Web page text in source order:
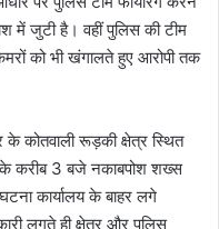
में जुटी है। वहीं पुलिस की टीम
को भी खंगालते हुए आरोपी तक
कोतवाली रूड़की क्षेत्र स्थित
करीब 3 बजे नकाबपोश शख्स
कार्यालय के बाहर लगे
लगते ही क्षेत्र और पुलिस